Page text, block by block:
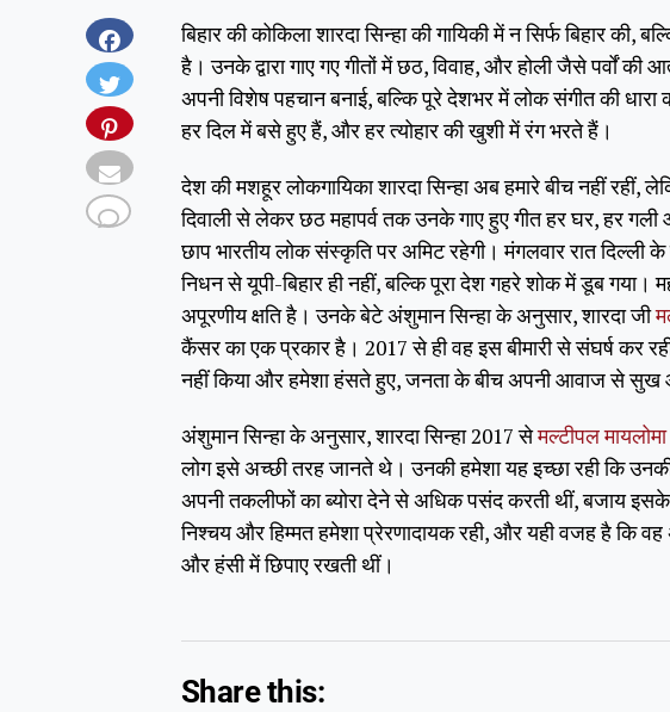
बिहार की कोकिला शारदा सिन्हा की गायिकी में न सिर्फ बिहार
है। उनके द्वारा गाए गए गीतों में छठ, विवाह, और होली जैसे पर्वों
अपनी विशेष पहचान बनाई, बल्कि पूरे देशभर में लोक संगीत की
हर दिल में बसे हुए हैं, और हर त्योहार की खुशी में रंग भरते हैं।
देश की मशहूर लोकगायिका शारदा सिन्हा अब हमारे बीच नहीं रहीं,
दिवाली से लेकर छठ महापर्व तक उनके गाए हुए गीत हर घर, हर
छाप भारतीय लोक संस्कृति पर अमिट रहेगी। मंगलवार रात
निधन से यूपी-बिहार ही नहीं, बल्कि पूरा देश गहरे शोक में डूब
अपूरणीय क्षति है। उनके बेटे अंशुमान सिन्हा के अनुसार, शारदा जी
कैंसर का एक प्रकार है। 2017 से ही वह इस बीमारी से संघर्ष कर
नहीं किया और हमेशा हंसते हुए, जनता के बीच अपनी आवाज से सुख
अंशुमान सिन्हा के अनुसार, शारदा सिन्हा 2017 सेमल्टीपल मायलोमा
लोग इसे अच्छी तरह जानते थे। उनकी हमेशा यह इच्छा रही कि
अपनी तकलीफों का ब्योरा देने से अधिक पसंद करती थीं, बजाय इसके
निश्चय और हिम्मत हमेशा प्रेरणादायक रही, और यही वजह है कि
और हंसी में छिपाए रखती थीं।
Share this: